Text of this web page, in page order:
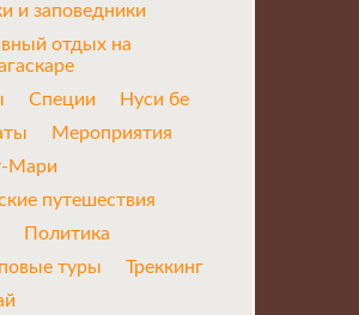
и заповедники
отдых на
Специи
Нуси бе
Мероприятия
Мари
путешествия
Политика
туры
Треккинг